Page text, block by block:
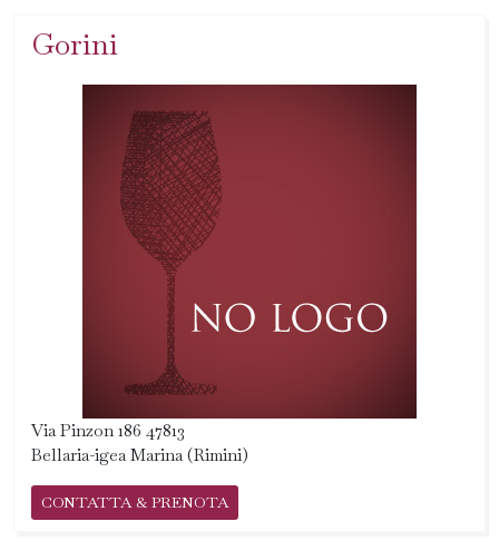
Gorini
Via Pinzon 186 47813
Bellaria-igea Marina (Rimini)
CONTATTA & PRENOTA